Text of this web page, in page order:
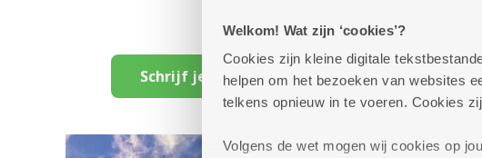
Welkom! Wat zijn ‘cookies’?
Cookies zijn kleine digitale
helpen om het bezoeken van websites
telkens opnieuw in te voeren. Cookies
Volgens de wet mogen wij cookies op
Schrijf je hier in voor GRATIS FUN IN WALIBI!